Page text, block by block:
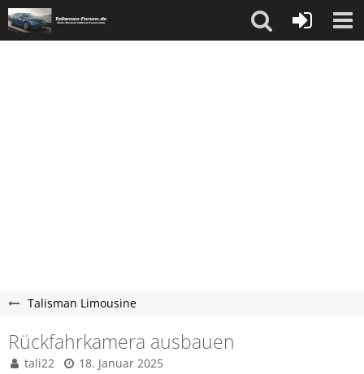
Talisman Limousine
Rückfahrkamera ausbauen
tali22
18. Januar 2025